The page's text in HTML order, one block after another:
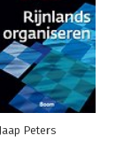
Jaap Peters